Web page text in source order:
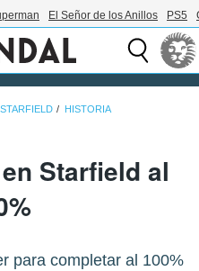
El Señor de los Anillos PS5
HISTORIA
Starfield al
para completar al 100%